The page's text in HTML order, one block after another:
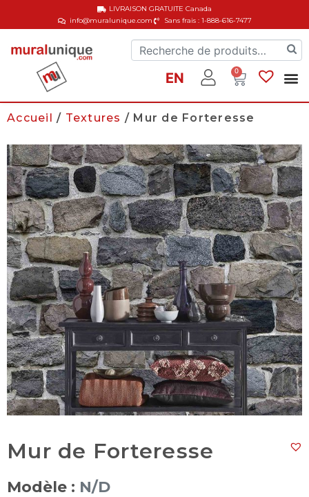
info@muralunique.com Sans frais : 1-888-616-7477
LIVRAISON GRATUITECanada
EN 0
Accueil / Textures / Mur de Forteresse
Mur de Forteresse
Modèle : N/D